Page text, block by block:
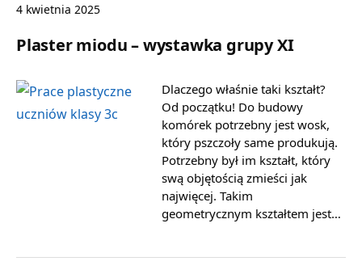
4 kwietnia 2025
Plaster miodu – wystawka grupy XI
Dlaczego właśnie taki kształt?
Od początku! Do budowy
komórek potrzebny jest wosk,
który pszczoły same produkują.
Potrzebny był im kształt, który
swą objętością zmieści jak
najwięcej. Takim
geometrycznym kształtem jest…